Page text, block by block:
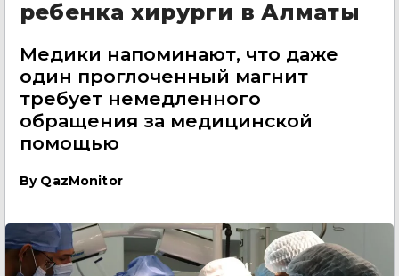
ребенка хирурги в Алматы
Медики напоминают, что даже
один проглоченный магнит
требует немедленного
обращения за медицинской
помощью
By QazMonitor